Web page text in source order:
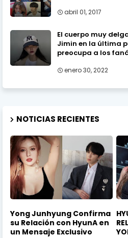
abril 01, 2017
El cuerpo muy
Jimin en la última
preocupa a los
enero 30, 2022
NOTICIAS RECIENTES
Yong Junhyung Confirma
su Relación con HyunA en
un Mensaje Exclusivo